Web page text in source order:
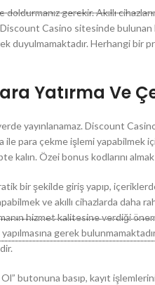
gerekir. Akıllı
Casino sitesinde bulunan
duyulmamaktadır. Herhangi bir
Yatırma Ve
yayınlanamaz. Discount
para çekme işlemi yapabilmek
kalın. Özei bonus kodlarını
bir şekilde giriş yapıp,
ve akıllı cihazlarda daha
hizmet kalitesine verdiği
gerek
Ol” butonuna basıp, kayıt